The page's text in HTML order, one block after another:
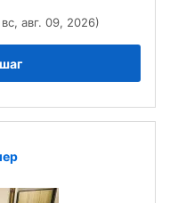
авг. 09, 2026)